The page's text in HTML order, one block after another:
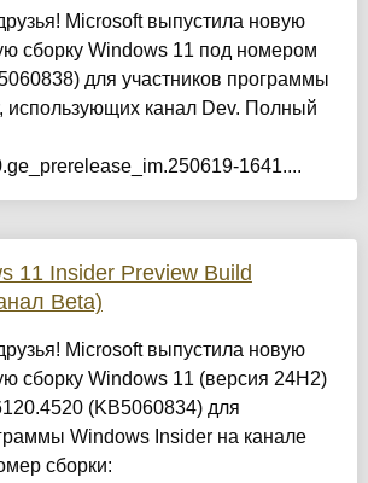
Microsoft выпустила новую
сборку Windows 11 под номером
для участников программы
использующих канал Dev. Полный
1641....
11 Insider Preview Build
Beta)
Microsoft выпустила новую
сборку Windows 11 (версия 24H2)
(KB5060834) для
Windows Insider на канале
сборки: